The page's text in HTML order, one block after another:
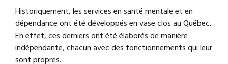
Historiquement, les services en santé mentale et en
dépendance ont été développés en vase clos au Québec.
En effet, ces derniers ont été élaborés de manière
indépendante, chacun avec des fonctionnements qui leur
sont propres.